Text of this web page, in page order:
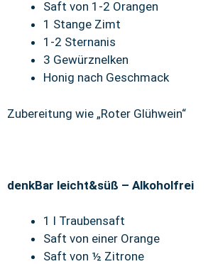
Saft von 1-2 Orangen
1 Stange Zimt
1-2 Sternanis
3 Gewürznelken
Honig nach Geschmack
Zubereitung wie „Roter Glühwein“
denkBar leicht&süß – Alkoholfrei
1 l Traubensaft
Saft von einer Orange
Saft von ½ Zitrone